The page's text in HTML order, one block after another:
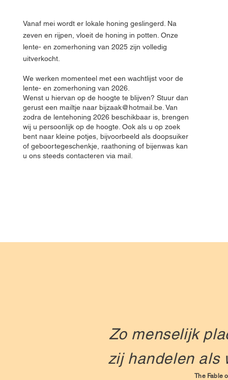
Vanaf mei wordt er lokale honing geslingerd. Na
zeven en rijpen, vloeit de honing in potten. Onze
lente- en zomerhoning van 2025 zijn volledig
uitverkocht.
We werken momenteel met een wachtlijst voor de
lente- en zomerhoning van 2026.
Wenst u hiervan op de hoogte te blijven? Stuur dan
gerust een mailtje naar bijzaak@hotmail.be . Van
zodra de lentehoning 2026 beschikbaar is, brengen
wij u persoonlijk op de hoogte.​ Ook als u op zoek
bent naar kleine potjes, bijvoorbeeld als doopsuiker
of geboortegeschenkje, raathoning of bijenwas kan
u ons steeds contacteren via mail.
Zo menselijk
zij handelen als
The Fable